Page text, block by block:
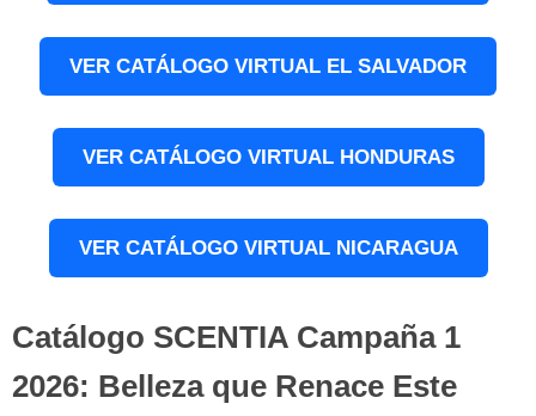
VER CATÁLOGO VIRTUAL EL SALVADOR
VER CATÁLOGO VIRTUAL HONDURAS
VER CATÁLOGO VIRTUAL NICARAGUA
Catálogo SCENTIA Campaña 1
2026: Belleza que Renace Este